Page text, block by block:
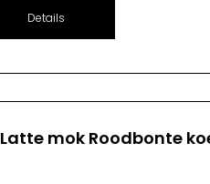
Details
Latte mok Roodbonte